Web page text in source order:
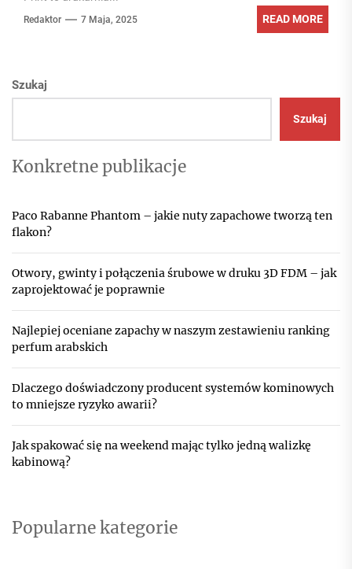
Redaktor 7 Maja, 2025 READ MORE
Szukaj
Szukaj
Konkretne publikacje
Paco Rabanne Phantom – jakie nuty zapachowe tworzą ten
flakon?
Otwory, gwinty i połączenia śrubowe w druku 3D FDM – jak
zaprojektować je poprawnie
Najlepiej oceniane zapachy w naszym zestawieniu ranking
perfum arabskich
Dlaczego doświadczony producent systemów kominowych
to mniejsze ryzyko awarii?
Jak spakować się na weekend mając tylko jedną walizkę
kabinową?
Popularne kategorie